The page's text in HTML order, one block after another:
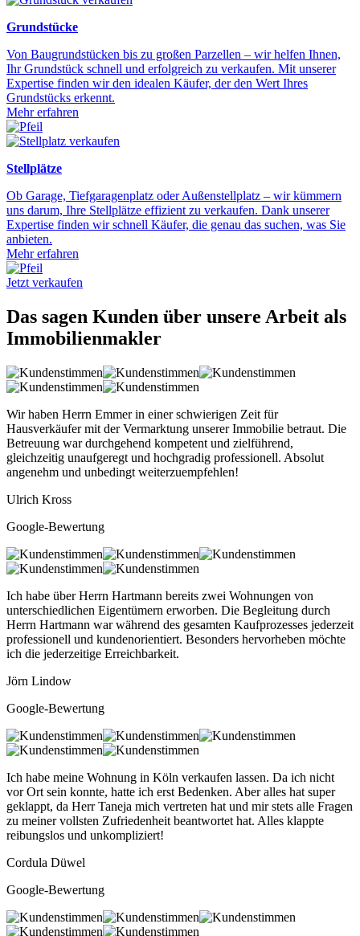
Grundstücke
Von Baugrundstücken bis zu großen Parzellen – wir helfen Ihnen,
Ihr Grundstück schnell und erfolgreich zu verkaufen. Mit unserer
Expertise finden wir den idealen Käufer, der den Wert Ihres
Grundstücks erkennt.
Mehr erfahren
Stellplätze
Ob Garage, Tiefgaragenplatz oder Außenstellplatz – wir kümmern
uns darum, Ihre Stellplätze effizient zu verkaufen. Dank unserer
Expertise finden wir schnell Käufer, die genau das suchen, was Sie
anbieten.
Mehr erfahren
Jetzt verkaufen
Das sagen Kunden über unsere Arbeit als
Immobilienmakler
Wir haben Herrn Emmer in einer schwierigen Zeit für
Hausverkäufer mit der Vermarktung unserer Immobilie betraut. Die
Betreuung war durchgehend kompetent und zielführend,
gleichzeitig unaufgeregt und hochgradig professionell. Absolut
angenehm und unbedingt weiterzuempfehlen!
Ulrich Kross
Google-Bewertung
Ich habe über Herrn Hartmann bereits zwei Wohnungen von
unterschiedlichen Eigentümern erworben. Die Begleitung durch
Herrn Hartmann war während des gesamten Kaufprozesses jederzeit
professionell und kundenorientiert. Besonders hervorheben möchte
ich die jederzeitige Erreichbarkeit.
Jörn Lindow
Google-Bewertung
Ich habe meine Wohnung in Köln verkaufen lassen. Da ich nicht
vor Ort sein konnte, hatte ich erst Bedenken. Aber alles hat super
geklappt, da Herr Taneja mich vertreten hat und mir stets alle Fragen
zu meiner vollsten Zufriedenheit beantwortet hat. Alles klappte
reibungslos und unkompliziert!
Cordula Düwel
Google-Bewertung